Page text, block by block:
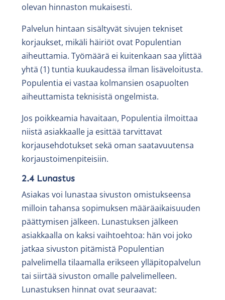
olevan hinnaston mukaisesti.
Palvelun hintaan sisältyvät sivujen tekniset
korjaukset, mikäli häiriöt ovat Populentian
aiheuttamia. Työmäärä ei kuitenkaan saa ylittää
yhtä (1) tuntia kuukaudessa ilman lisäveloitusta.
Populentia ei vastaa kolmansien osapuolten
aiheuttamista teknisistä ongelmista.
Jos poikkeamia havaitaan, Populentia ilmoittaa
niistä asiakkaalle ja esittää tarvittavat
korjausehdotukset sekä oman saatavuutensa
korjaustoimenpiteisiin.
2.4 Lunastus
Asiakas voi lunastaa sivuston omistukseensa
milloin tahansa sopimuksen määräaikaisuuden
päättymisen jälkeen. Lunastuksen jälkeen
asiakkaalla on kaksi vaihtoehtoa: hän voi joko
jatkaa sivuston pitämistä Populentian
palvelimella tilaamalla erikseen ylläpitopalvelun
tai siirtää sivuston omalle palvelimelleen.
Lunastuksen hinnat ovat seuraavat: